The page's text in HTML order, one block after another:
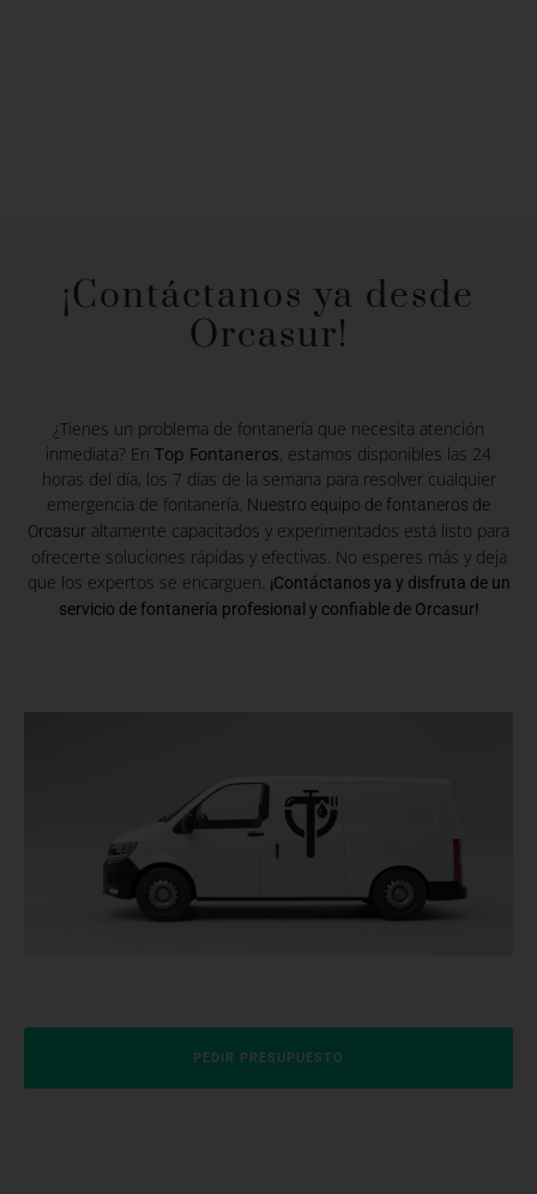
¡Contáctanos ya desde
Orcasur!
¿Tienes un problema de fontanería que necesita atención
inmediata? En Top Fontaneros, estamos disponibles las 24
horas del día, los 7 días de la semana para resolver cualquier
emergencia de fontanería. Nuestro equipo de fontaneros de
Orcasur altamente capacitados y experimentados está listo para
ofrecerte soluciones rápidas y efectivas. No esperes más y deja
que los expertos se encarguen. ¡Contáctanos ya y disfruta de un
servicio de fontanería profesional y confiable de Orcasur!
PEDIR PRESUPUESTO